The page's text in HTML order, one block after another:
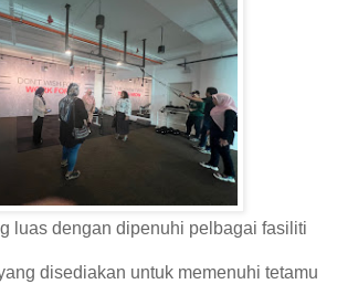
luas dengan dipenuhi pelbagai fasiliti
disediakan untuk memenuhi tetamu